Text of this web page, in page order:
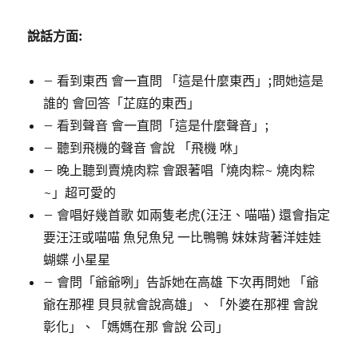
說話方面:
– 看到東西 會一直問 「這是什麼東西」;問她這是
誰的 會回答「芷庭的東西」
– 看到聲音 會一直問「這是什麼聲音」;
– 聽到飛機的聲音 會說 「飛機 咻」
– 晚上聽到賣燒肉粽 會跟著唱「燒肉粽~ 燒肉粽
~」超可愛的
– 會唱好幾首歌 如兩隻老虎(汪汪、喵喵) 還會指定
要汪汪或喵喵 魚兒魚兒 一比鴨鴨 妹妹背著洋娃娃
蝴蝶 小星星
– 會問「爺爺咧」告訴她在高雄 下次再問她 「爺
爺在那裡 貝貝就會說高雄」、「外婆在那裡 會說
彰化」、「媽媽在那 會說 公司」